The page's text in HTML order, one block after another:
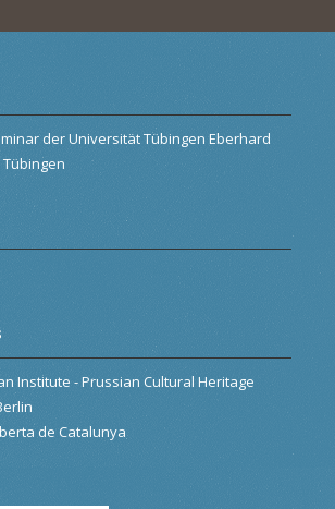
der Universität Tübingen Eberhard
Institute - Prussian Cultural Heritage
de Catalunya